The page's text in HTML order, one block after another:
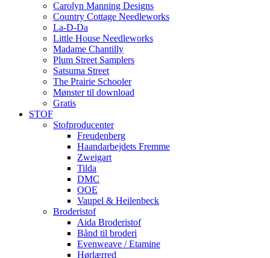
Carolyn Manning Designs
Country Cottage Needleworks
La-D-Da
Little House Needleworks
Madame Chantilly
Plum Street Samplers
Satsuma Street
The Prairie Schooler
Mønster til download
Gratis
STOF
Stofproducenter
Freudenberg
Haandarbejdets Fremme
Zweigart
Tilda
DMC
OOE
Vaupel & Heilenbeck
Broderistof
Aida Broderistof
Bånd til broderi
Evenweave / Etamine
Hørlærred